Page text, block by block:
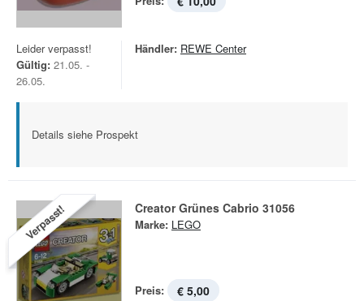
Leider verpasst!
Gültig: 21.05. -
26.05.
Händler: REWE Center
Details siehe Prospekt
Verpasst! Creator Grünes Cabrio 31056
Marke: LEGO
Preis: € 5,00